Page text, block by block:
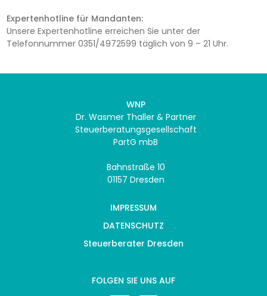
Expertenhotline für Mandanten:
Unsere Expertenhotline erreichen Sie unter der
Telefonnummer 0351/4972599 täglich von 9 – 21 Uhr.
WNP
Dr. Wasmer Thaller & Partner
Steuerberatungsgesellschaft
PartG mbB
Bahnstraße 10
01157 Dresden
IMPRESSUM
DATENSCHUTZ
Steuerberater Dresden
FOLGEN SIE UNS AUF